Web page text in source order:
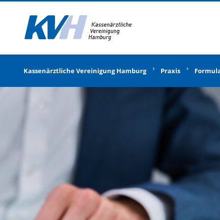
Kassenärztliche Vereinigung Hamburg Praxis